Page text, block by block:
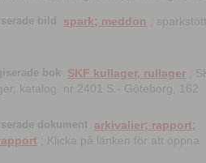
bild spark; meddon ;
bok SKF kullager, rullager ;
katalog. nr 2401 S.- Göteborg, 162
dokument arkivalier; rapport;
; Klicka på länken för att öppna